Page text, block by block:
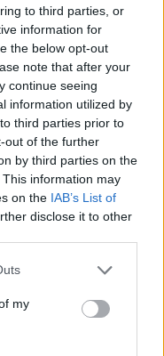
to third parties, or
information for
the below opt-out
note that after your
continue seeing
information utilized by
third parties prior to
out of the further
by third parties on the
This information may
on the IAB’s List of
disclose it to other
my